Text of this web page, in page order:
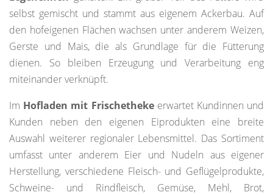
selbst gemischt und stammt aus eigenem Ackerbau. Auf
den hofeigenen Flächen wachsen unter anderem Weizen,
Gerste und Mais, die als Grundlage für die Fütterung
dienen. So bleiben Erzeugung und Verarbeitung eng
miteinander verknüpft.
Im Hofladen mit Frischethekeerwartet Kundinnen und
Kunden neben den eigenen Eiprodukten eine breite
Auswahl weiterer regionaler Lebensmittel. Das Sortiment
umfasst unter anderem Eier und Nudeln aus eigener
Herstellung, verschiedene Fleisch- und Geflügelprodukte,
Schweine- und Rindfleisch, Gemüse, Mehl, Brot,